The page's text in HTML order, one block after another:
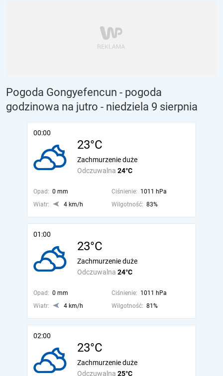
Pogoda Gongyefencun - pogoda
godzinowa na jutro - niedziela 9 sierpnia
00:00
23°C
Odczuwalna 24°C
Zachmurzenie duże
Opad: 0 mm Ciśnienie: 1011 hPa
Wiatr:
4 km/h Wilgotność: 83%
01:00
23°C
Odczuwalna 24°C
Zachmurzenie duże
Opad: 0 mm Ciśnienie: 1011 hPa
Wiatr:
4 km/h Wilgotność: 81%
02:00
23°C
Odczuwalna 25°C
Zachmurzenie duże